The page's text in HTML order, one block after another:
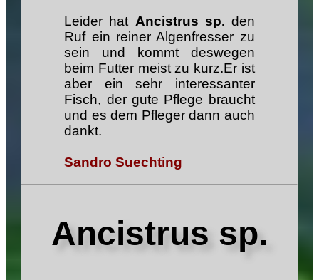
Leider hat Ancistrus sp. den
Ruf ein reiner Algenfresser zu
sein und kommt deswegen
beim Futter meist zu kurz.Er ist
aber ein sehr interessanter
Fisch, der gute Pflege braucht
und es dem Pfleger dann auch
dankt.
Sandro Suechting
Ancistrus sp.